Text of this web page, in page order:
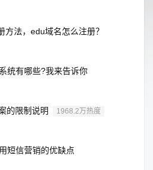
方法，edu域名怎么注册？
统有哪些?我来告诉你
的限制说明 1968.2万热度
短信营销的优缺点